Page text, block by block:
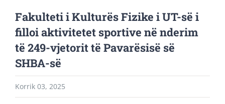
Fakulteti i Kulturës Fizike i UT-së i
filloi aktivitetet sportive në nderim
të 249-vjetorit të Pavarësisë së
SHBA-së
Korrik 03, 2025